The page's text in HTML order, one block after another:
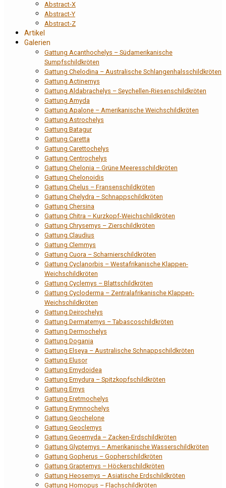
Abstract-X
Abstract-Y
Abstract-Z
Artikel
Galerien
Gattung Acanthochelys – Südamerikanische
Sumpfschildkröten
Gattung Chelodina – Australische Schlangenhalsschildkröten
Gattung Actinemys
Gattung Aldabrachelys – Seychellen-Riesenschildkröten
Gattung Amyda
Gattung Apalone – Amerikanische Weichschildkröten
Gattung Astrochelys
Gattung Batagur
Gattung Caretta
Gattung Carettochelys
Gattung Centrochelys
Gattung Chelonia – Grüne Meeresschildkröten
Gattung Chelonoidis
Gattung Chelus – Fransenschildkröten
Gattung Chelydra – Schnappschildkröten
Gattung Chersina
Gattung Chitra – Kurzkopf-Weichschildkröten
Gattung Chrysemys – Zierschildkröten
Gattung Claudius
Gattung Clemmys
Gattung Cuora – Scharnierschildkröten
Gattung Cyclanorbis – Westafrikanische Klappen-
Weichschildkröten
Gattung Cyclemys – Blattschildkröten
Gattung Cycloderma – Zentralafrikanische Klappen-
Weichschildkröten
Gattung Deirochelys
Gattung Dermatemys – Tabascoschildkröten
Gattung Dermochelys
Gattung Dogania
Gattung Elseya – Australische Schnappschildkröten
Gattung Elusor
Gattung Emydoidea
Gattung Emydura – Spitzkopfschildkröten
Gattung Emys
Gattung Eretmochelys
Gattung Erymnochelys
Gattung Geochelone
Gattung Geoclemys
Gattung Geoemyda – Zacken-Erdschildkröten
Gattung Glyptemys – Amerikanische Wasserschildkröten
Gattung Gopherus – Gopherschildkröten
Gattung Graptemys – Höckerschildkröten
Gattung Heosemys – Asiatische Erdschildkröten
Gattung Homopus – Flachschildkröten